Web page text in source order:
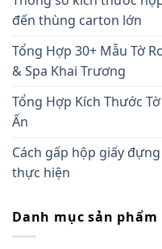
đến thùng carton lớn
Tổng Hợp 30+ Mẫu Tờ
& Spa Khai Trương
Tổng Hợp Kích Thước
Ấn
Cách gấp hộp giấy
thực hiện
Danh mục sản phẩm